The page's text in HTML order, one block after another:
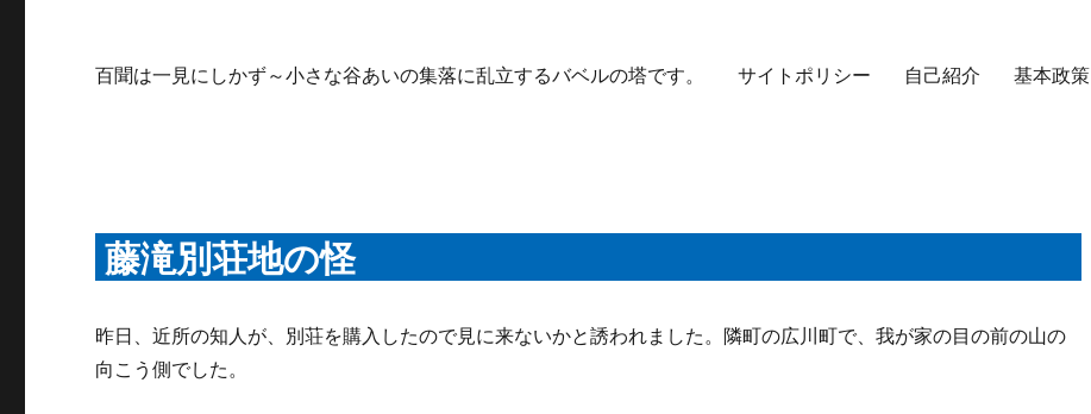
百聞は一見にしかず～小さな谷あいの集落に乱立するバベルの塔です。 サイトポリシー 自己紹介 基本政策
藤滝別荘地の怪
昨日、近所の知人が、別荘を購入したので見に来ないかと誘われました。隣町の広川町で、我が家の目の前の山の
向こう側でした。